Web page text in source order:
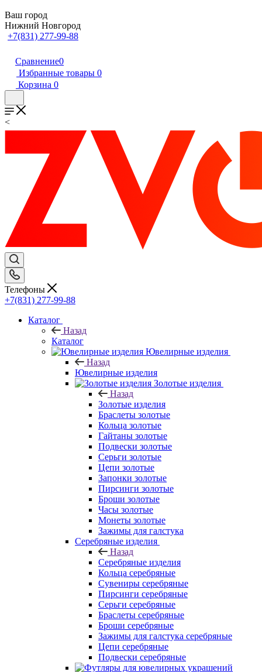
Ваш город
Нижний Новгород
+7(831) 277-99-88
Сравнение0
Избранные товары 0
Корзина 0
<
Телефоны
+7(831) 277-99-88
Каталог
Назад
Каталог
Ювелирные изделия
Назад
Ювелирные изделия
Золотые изделия
Назад
Золотые изделия
Браслеты золотые
Кольца золотые
Гайтаны золотые
Подвески золотые
Серьги золотые
Цепи золотые
Запонки золотые
Пирсинги золотые
Броши золотые
Часы золотые
Монеты золотые
Зажимы для галстука
Серебряные изделия
Назад
Серебряные изделия
Кольца серебряные
Сувениры серебряные
Пирсинги серебряные
Серьги серебряные
Браслеты серебряные
Броши серебряные
Зажимы для галстука серебряные
Цепи серебряные
Подвески серебряные